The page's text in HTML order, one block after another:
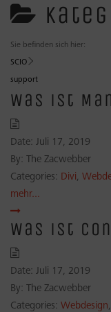
Sie befinden sich hier:
SCIO
support
Was ist
Date: Juli 17, 2019
By: The Zacwebber
Categories: Divi,
mehr...
Was ist
Date: Juli 17, 2019
By: The Zacwebber
Categories: Webdesign,